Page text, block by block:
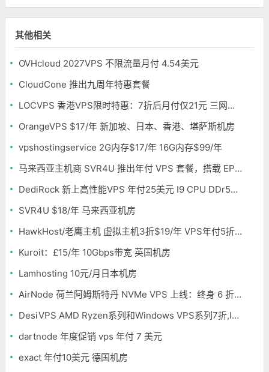
其他相关
OVHcloud 2027VPS 不限流量月付 4.54美元
CloudCone 推出九周年特惠套餐
LOCVPS 香港VPS限时特惠：7折后月付仅21元 三网优化BGP线路 可选原生IP
OrangeVPS $17/年 新加坡、日本、香港、堪萨斯机房
vpshostingservice 2G内存$17/年 16G内存$99/年
马来西亚主机商 SVR4U 推出年付 VPS 套餐，搭载 EPYC/至强铂金，支持支付宝
DediRock 新上高性能VPS 年付25美元 I9 CPU DDr5内存 纽约机房
SVR4U $18/年 马来西亚机房
HawkHost/老鹰主机 虚拟主机3折$19/年 VPS年付5折$25/年
Kuroit：£15/年 10Gbps带宽 英国机房
Lamhosting 10元/月日本机房
AirNode 荷兰阿姆斯特丹 NVMe VPS 上线：终身 6 折，€1.99/月起，2.5Tbit/s DDoS 防护
DesiVPS AMD Ryzen系列和Windows VPS系列7折,Intel系列年付11.6美元
dartnode 年度促销 vps 年付 7 美元
exact 年付10美元 德国机房